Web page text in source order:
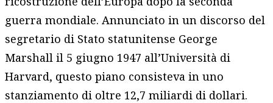
guerra mondiale. Annunciato in un discorso del
segretario di Stato statunitense George
Marshall il 5 giugno 1947 all’Università di
Harvard, questo piano consisteva in uno
stanziamento di oltre 12,7 miliardi di dollari.